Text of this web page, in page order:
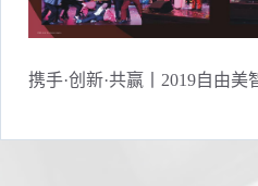
携手·创新·共赢丨2019自由